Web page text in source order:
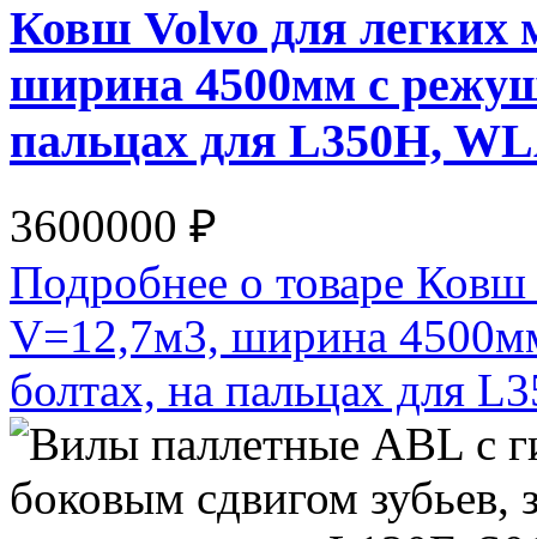
Ковш Volvo для легких
ширина 4500мм с
пальцах для L350H,
3600000 ₽
Подробнее о товаре
V=12,7м3, ширина
болтах, на пальцах для